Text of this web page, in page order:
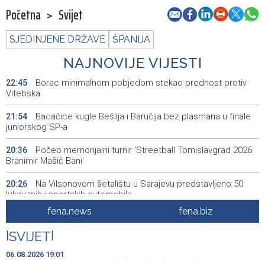
Početna > Svijet
SJEDINJENE DRŽAVE ŠPANIJA
NAJNOVIJE VIJESTI
22:45
Borac minimalnom pobjedom stekao prednost protiv
Vitebska
21:54
Bacačice kugle Bešlija i Baručija bez plasmana u finale
juniorskog SP-a
20:36
Počeo memorijalni turnir 'Streetball Tomislavgrad 2026.
Branimir Mašić Bani'
20:26
Na Vilsonovom šetalištu u Sarajevu predstavljeno 50
luksuznih i sportskih automobila
Announcement of events for Friday, 7 August 2026
19:55
Drugi Festival bakri okupio mještane i posjetitelje kod
Livna
fena.news fena.biz
SVIJET
06.08.2026 19:01